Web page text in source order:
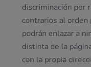
discriminación por
contrarios al
podrán enlazar a
distinta de la
con la propia